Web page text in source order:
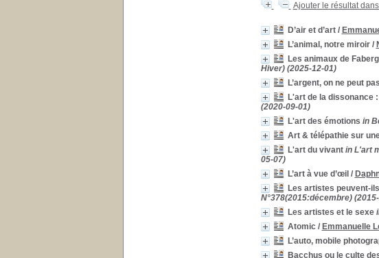
Ajouter le résultat
D’air et d’art/
L’animal, notre miroir/
Les animaux de
Hiver) (2025-12-01)
L’argent, on ne peut
L'art de la dissonance
(2020-09-01)
L'art des émotions in
Art & télépathie sur
L'art du vivant in L'art
05-07)
L’art à vue d’œil /
Les artistes peuvent-
N°378(2015:décembre)
Les artistes et le sexe
Atomic/ Emmanuelle
L’auto, mobile
Bacchus ou le culte